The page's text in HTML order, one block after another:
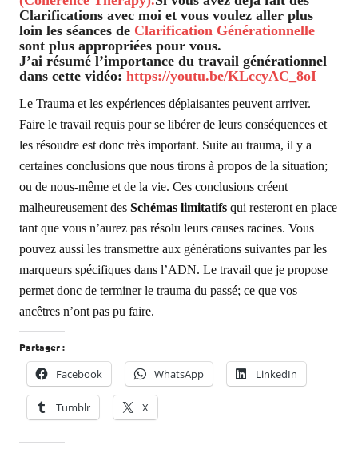
Clarifications avec moi et vous voulez aller plus
loin les séances de Clarification Générationnelle
sont plus appropriées pour vous.
J’ai résumé l’importance du travail générationnel
dans cette vidéo: https://youtu.be/KLccyAC_8oI
Le Trauma et les expériences déplaisantes peuvent arriver.
Faire le travail requis pour se libérer de leurs conséquences et
les résoudre est donc très important. Suite au trauma, il y a
certaines conclusions que nous tirons à propos de la situation;
ou de nous-même et de la vie. Ces conclusions créent
malheureusement des Schémas limitatifs qui resteront en place
tant que vous n’aurez pas résolu leurs causes racines. Vous
pouvez aussi les transmettre aux générations suivantes par les
marqueurs spécifiques dans l’ADN. Le travail que je propose
permet donc de terminer le trauma du passé; ce que vos
ancêtres n’ont pas pu faire.
Partager :
Facebook WhatsApp LinkedIn
Tumblr X